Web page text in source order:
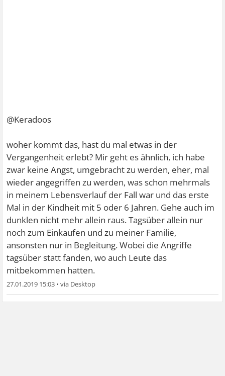
@Keradoos
woher kommt das, hast du mal etwas in der
Vergangenheit erlebt? Mir geht es ähnlich, ich habe
zwar keine Angst, umgebracht zu werden, eher, mal
wieder angegriffen zu werden, was schon mehrmals
in meinem Lebensverlauf der Fall war und das erste
Mal in der Kindheit mit 5 oder 6 Jahren. Gehe auch im
dunklen nicht mehr allein raus. Tagsüber allein nur
noch zum Einkaufen und zu meiner Familie,
ansonsten nur in Begleitung. Wobei die Angriffe
tagsüber statt fanden, wo auch Leute das
mitbekommen hatten.
27.01.2019 15:03 •